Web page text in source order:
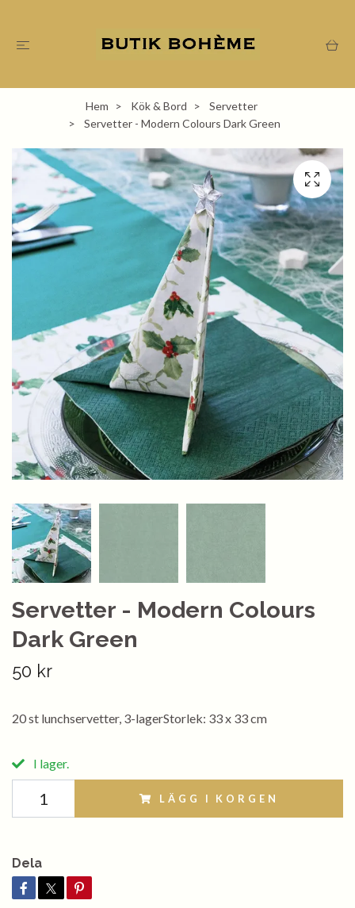
Hem Kök & Bord
Servetter
Servetter - Modern Colours Dark Green
Servetter - Modern Colours
Dark Green
50 kr
20 st lunchservetter, 3-lagerStorlek: 33 x 33 cm
I lager.
LÄGG I KORGEN
Dela